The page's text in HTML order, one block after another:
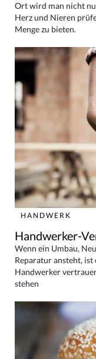
Ort wird man nicht
Herz und Nieren
Menge zu bieten.
HANDWERK
Handwerker-
Wenn ein Umbau,
Reparatur ansteht, ist
Handwerker
stehen